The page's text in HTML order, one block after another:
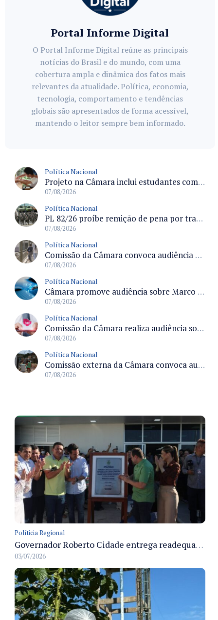
Portal Informe Digital
O Portal Informe Digital reúne as principais
notícias do Brasil e do mundo, com uma
cobertura ampla e dinâmica dos fatos mais
relevantes da atualidade. Política, economia,
tecnologia, comportamento e tendências
globais são apresentados de forma acessível,
mantendo o leitor sempre bem informado.
Política Nacional
Projeto na Câmara inclui estudantes com deficiência no regime escolar especial da LDB e estabelece critérios para frequência
07/08/2026
Política Nacional
PL 82/26 proíbe remição de pena por trabalho em funções militares para condenados por crimes contra o Estado Democrático de Direito
07/08/2026
Política Nacional
Comissão da Câmara convoca audiência para discutir misoginia nas escolas e universidades após divulgação de listas misóginas
07/08/2026
Política Nacional
Câmara promove audiência sobre Marco de Fomento à Economia Digital e impactos da inteligência artificial
07/08/2026
Política Nacional
Comissão da Câmara realiza audiência sobre apostas online para medir o tamanho do mercado ilegal
07/08/2026
Política Nacional
Comissão externa da Câmara convoca audiência pública sobre chuvas na Zona da Mata de Minas Gerais e impactos em Juiz de Fora
07/08/2026
Políticia Regional
Governador Roberto Cidade entrega readequação do ambulatório da FCecon e amplia capacidade de atendimento oncológico em Manaus
03/07/2026